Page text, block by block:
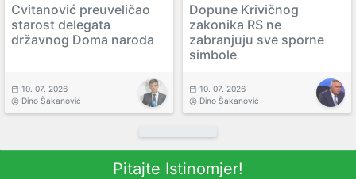
Cvitanović preuveličao
starost delegata
državnog Doma naroda
10. 07. 2026
Dino Šakanović
Dopune Krivičnog
zakonika RS ne
zabranjuju sve sporne
simbole
10. 07. 2026
Dino Šakanović
Pitajte Istinomjer!